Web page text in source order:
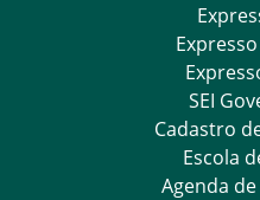
SEI
Cadastro
Escola
Agenda